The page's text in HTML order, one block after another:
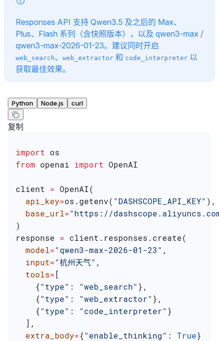
Responses API 支持 Qwen3.5 及之后的 Max、
Plus、Flash 系列（含快照版本），以及 qwen3-max /
qwen3-max-2026-01-23。建议同时开启
web_search、 web_extractor 和 code_interpreter 以
获取最佳效果。
Python Node.js curl
复制
import os
from openai import OpenAI
client = OpenAI(
  api_key
=os.getenv( "DASHSCOPE_API_KEY" ),
  base_url
="https://
)
response = client.responses.create(
  model
="qwen3-max-2026-01-23" ,
  input
="杭州天气" ,
  tools
=[
    {
"type" : "web_search" },
    {
"type" : "web_extractor" },
    {
"type" : "code_interpreter" }
  ],
  extra_body
={"enable_thinking" : True}